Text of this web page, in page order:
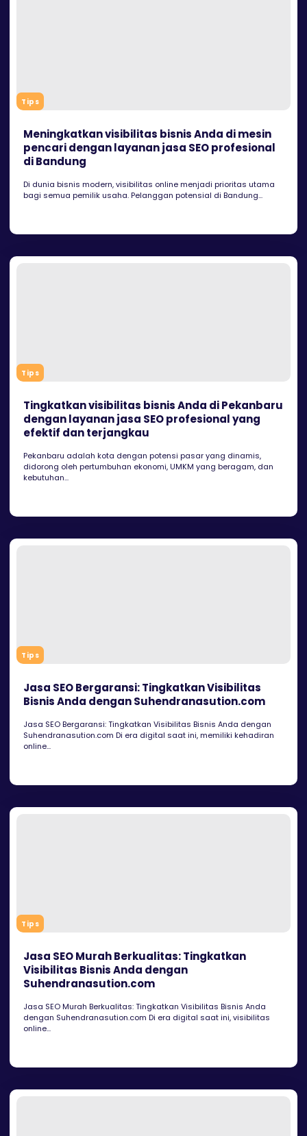
Tips
Meningkatkan visibilitas bisnis Anda di mesin
pencari dengan layanan jasa SEO profesional
di Bandung
Di dunia bisnis modern, visibilitas online menjadi prioritas utama
bagi semua pemilik usaha. Pelanggan potensial di Bandung...
Tips
Tingkatkan visibilitas bisnis Anda di Pekanbaru
dengan layanan jasa SEO profesional yang
efektif dan terjangkau
Pekanbaru adalah kota dengan potensi pasar yang dinamis,
didorong oleh pertumbuhan ekonomi, UMKM yang beragam, dan
kebutuhan...
Tips
Jasa SEO Bergaransi: Tingkatkan Visibilitas
Bisnis Anda dengan Suhendranasution.com
Jasa SEO Bergaransi: Tingkatkan Visibilitas Bisnis Anda dengan
Suhendranasution.com Di era digital saat ini, memiliki kehadiran
online...
Tips
Jasa SEO Murah Berkualitas: Tingkatkan
Visibilitas Bisnis Anda dengan
Suhendranasution.com
Jasa SEO Murah Berkualitas: Tingkatkan Visibilitas Bisnis Anda
dengan Suhendranasution.com Di era digital saat ini, visibilitas
online...